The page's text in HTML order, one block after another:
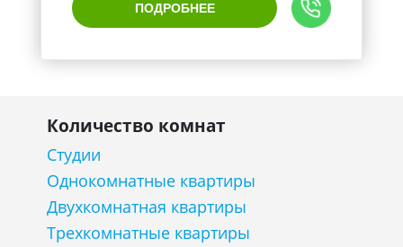
ПОДРОБНЕЕ
Количество комнат
Студии
Однокомнатные квартиры
Двухкомнатная квартиры
Трехкомнатные квартиры